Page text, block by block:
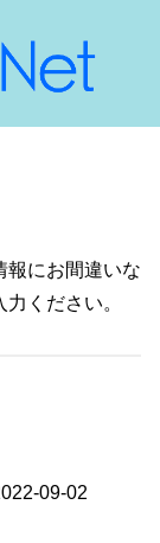
報にお間違いな
ください。
09-02